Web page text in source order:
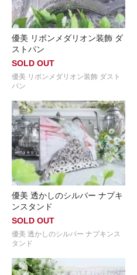
優美 リボンメダリオン装飾 ダ
ストパン
SOLD OUT
優美 リボンメダリオン装飾 ダスト
パン
優美 透かしのシルバー ナプキ
ンスタンド
SOLD OUT
優美 透かしのシルバー ナプキンス
タンド